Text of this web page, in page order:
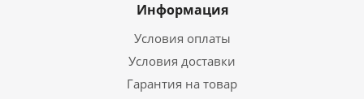
Информация
Условия оплаты
Условия доставки
Гарантия на товар